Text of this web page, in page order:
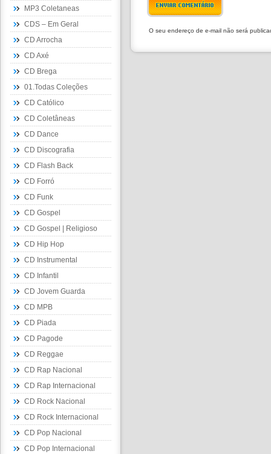
MP3 Coletaneas
CDS – Em Geral
CD Arrocha
CD Axé
CD Brega
01.Todas Coleções
CD Católico
CD Coletâneas
CD Dance
CD Discografia
CD Flash Back
CD Forró
CD Funk
CD Gospel
CD Gospel | Religioso
CD Hip Hop
CD Instrumental
CD Infantil
CD Jovem Guarda
CD MPB
CD Piada
CD Pagode
CD Reggae
CD Rap Nacional
CD Rap Internacional
CD Rock Nacional
CD Rock Internacional
CD Pop Nacional
CD Pop Internacional
ENVIAR COMENTÁRIO
O seu endereço de e-mail não será